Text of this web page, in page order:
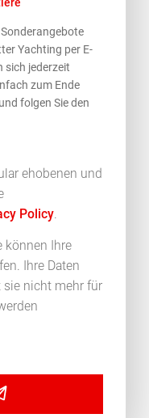
Yachting per E-
sich jederzeit
zum Ende
folgen Sie den
ehobenen und
Policy.
können Ihre
Ihre Daten
sie nicht mehr für
sich jederzeit